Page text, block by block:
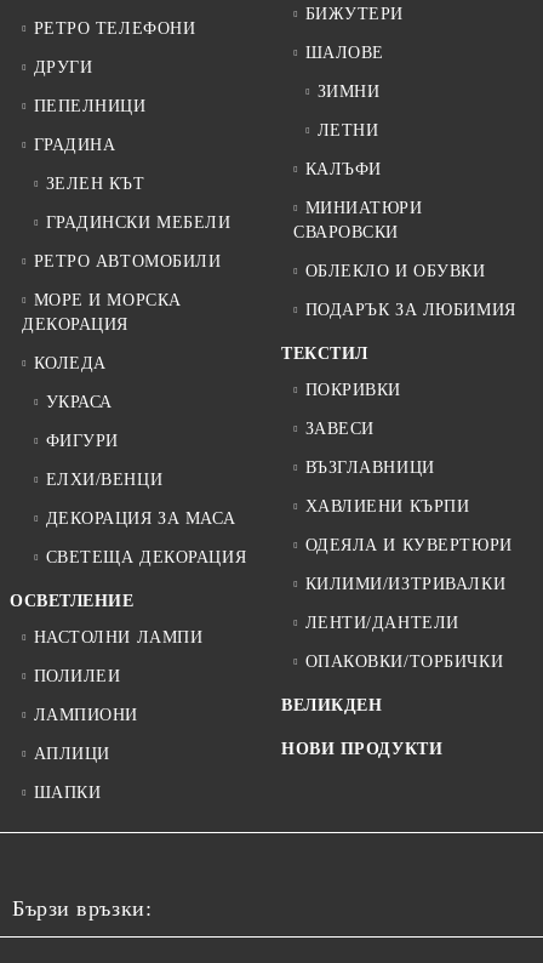
РЕТРО ТЕЛЕФОНИ
ДРУГИ
ПЕПЕЛНИЦИ
ГРАДИНА
ЗЕЛЕН КЪТ
ГРАДИНСКИ МЕБЕЛИ
РЕТРО АВТОМОБИЛИ
МОРЕ И МОРСКА
ДЕКОРАЦИЯ
КОЛЕДА
УКРАСА
ФИГУРИ
ЕЛХИ/ВЕНЦИ
ДЕКОРАЦИЯ ЗА МАСА
СВЕТЕЩА ДЕКОРАЦИЯ
ОСВЕТЛЕНИЕ
НАСТОЛНИ ЛАМПИ
ПОЛИЛЕИ
ЛАМПИОНИ
АПЛИЦИ
ШАПКИ
БИЖУТЕРИ
ШАЛОВЕ
ЗИМНИ
ЛЕТНИ
КАЛЪФИ
МИНИАТЮРИ
СВАРОВСКИ
ОБЛЕКЛО И ОБУВКИ
ПОДАРЪК ЗА ЛЮБИМИЯ
ТЕКСТИЛ
ПОКРИВКИ
ЗАВЕСИ
ВЪЗГЛАВНИЦИ
ХАВЛИЕНИ КЪРПИ
ОДЕЯЛА И КУВЕРТЮРИ
КИЛИМИ/ИЗТРИВАЛКИ
ЛЕНТИ/ДАНТЕЛИ
ОПАКОВКИ/ТОРБИЧКИ
ВЕЛИКДЕН
НОВИ ПРОДУКТИ
Бързи връзки: